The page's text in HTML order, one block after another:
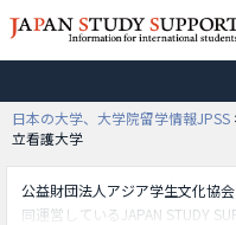
日本の大学、大学院留学情報JPSS
立看護大学
公益財団法人アジア学生文化協
同運営しているJAPAN STUDY